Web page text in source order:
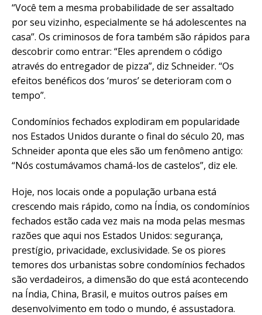
“Você tem a mesma probabilidade de ser assaltado
por seu vizinho, especialmente se há adolescentes na
casa”. Os criminosos de fora também são rápidos para
descobrir como entrar: “Eles aprendem o código
através do entregador de pizza”, diz Schneider. “Os
efeitos benéficos dos ‘muros’ se deterioram com o
tempo”.
Condomínios fechados explodiram em popularidade
nos Estados Unidos durante o final do século 20, mas
Schneider aponta que eles são um fenômeno antigo:
“Nós costumávamos chamá-los de castelos”, diz ele.
Hoje, nos locais onde a população urbana está
crescendo mais rápido, como na Índia, os condomínios
fechados estão cada vez mais na moda pelas mesmas
razões que aqui nos Estados Unidos: segurança,
prestígio, privacidade, exclusividade. Se os piores
temores dos urbanistas sobre condomínios fechados
são verdadeiros, a dimensão do que está acontecendo
na Índia, China, Brasil, e muitos outros países em
desenvolvimento em todo o mundo, é assustadora.